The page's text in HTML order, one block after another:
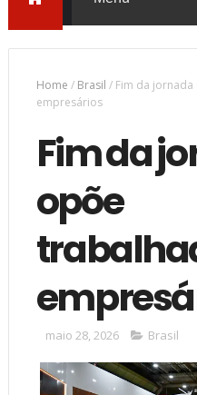
Home / Brasil / Fim da
empresários
Fim da
opõe
maio 28, 2026 Brasil